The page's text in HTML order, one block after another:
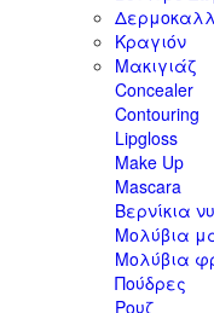
Κραγιόν
Μακιγιάζ
Concealer
Contouring
Lipgloss
Make Up
Mascara
Βερνίκια
Μολύβια
Μολύβια
Πούδρες
Ρουζ